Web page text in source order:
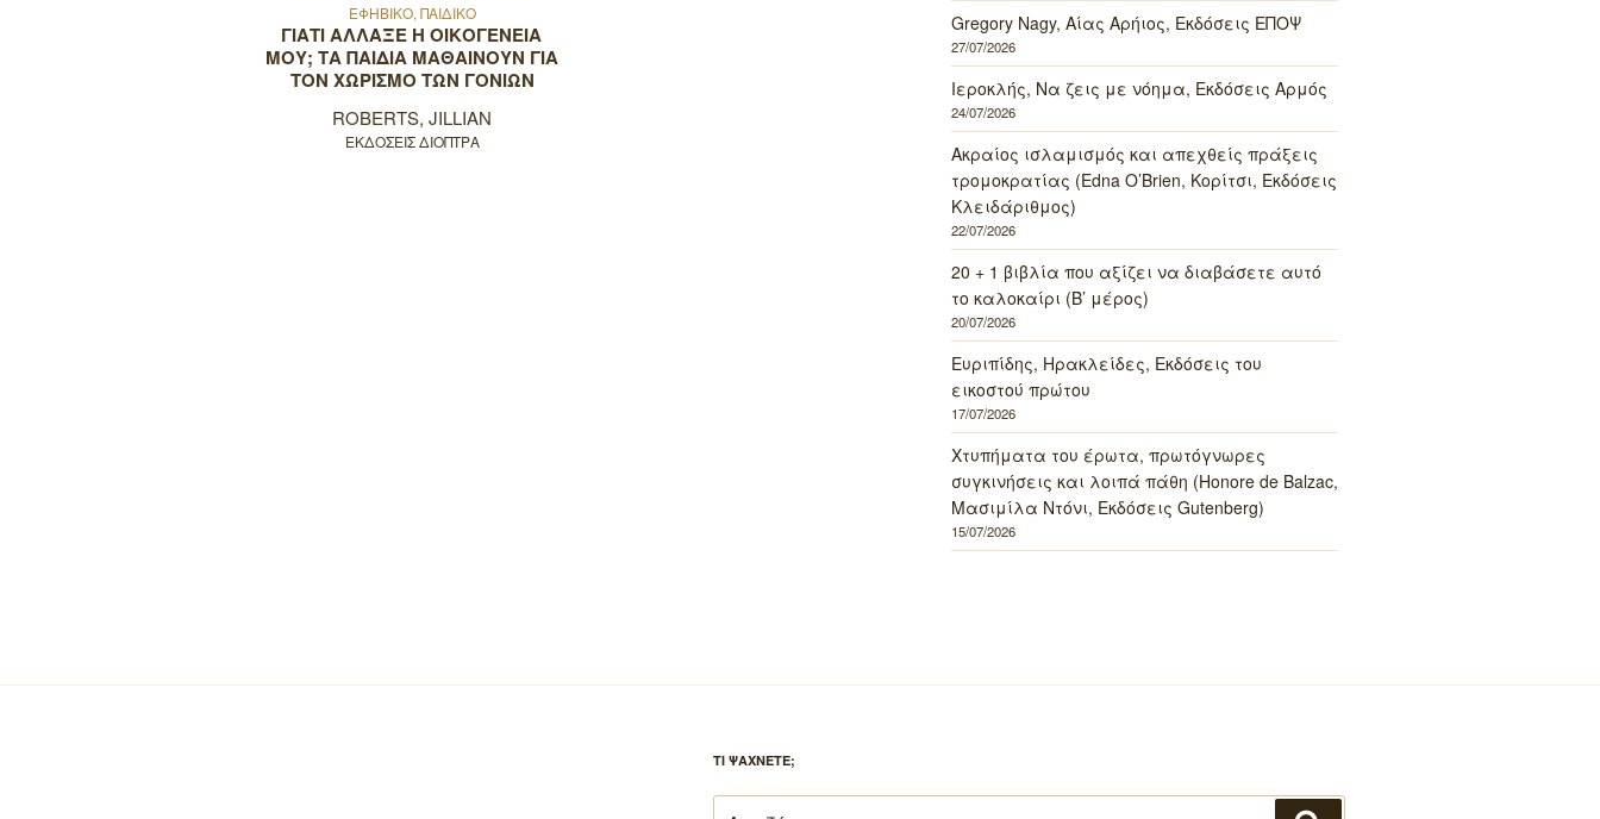
ΕΦΗΒΙΚΟ, ΠΑΙΔΙΚΟ
ΓΙΑΤΙ ΑΛΛΑΞΕ Η ΟΙΚΟΓΕΝΕΙΑ
ΜΟΥ; ΤΑ ΠΑΙΔΙΑ ΜΑΘΑΙΝΟΥΝ ΓΙΑ
ΤΟΝ ΧΩΡΙΣΜΟ ΤΩΝ ΓΟΝΙΩΝ
ROBERTS, JILLIAN
ΕΚΔΟΣΕΙΣ ΔΙΟΠΤΡΑ
Gregory Nagy, Αίας Αρήιος, Εκδόσεις ΕΠΟΨ
27/07/2026
Ιεροκλής, Να ζεις με νόημα, Εκδόσεις Αρμός
24/07/2026
Ακραίος ισλαμισμός και απεχθείς πράξεις
τρομοκρατίας (Edna O’Brien, Κορίτσι, Εκδόσεις
Κλειδάριθμος)
22/07/2026
20 + 1 βιβλία που αξίζει να διαβάσετε αυτό
το καλοκαίρι (Β’ μέρος)
20/07/2026
Ευριπίδης, Ηρακλείδες, Εκδόσεις του
εικοστού πρώτου
17/07/2026
Χτυπήματα του έρωτα, πρωτόγνωρες
συγκινήσεις και λοιπά πάθη (Honore de Balzac,
Μασιμίλα Ντόνι, Εκδόσεις Gutenberg)
15/07/2026
ΤΙ ΨΑΧΝΕΤΕ;